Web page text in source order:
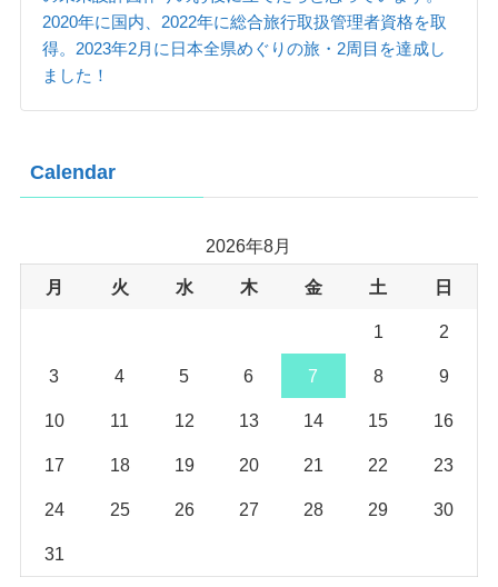
2020年に国内、2022年に総合旅行取扱管理者資格を取
得。2023年2月に日本全県めぐりの旅・2周目を達成し
ました！
Calendar
2026年8月
月 火 水 木 金 土 日
1 2
3 4 5 6 7 8 9
10 11 12 13 14 15 16
17 18 19 20 21 22 23
24 25 26 27 28 29 30
31